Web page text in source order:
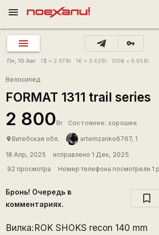
menu
vpn_key
Пн, 10 Авг 1 $ = 2.97 Br 1€ = 3.43 Br 100₴ = 6.65 Br
Велосипед
FORMAT 1311 trail series
2 800Br Состояние: хорошее
place Витебская обл. artemzanko6767, 1
18 Апр, 2025
исправлено 1 Дек, 2025
92 просмотра
Номер телефона посмотрели 1
Бронь! Очередь в
комментариях.
Вилка:ROK SHOKS recon 140 mm